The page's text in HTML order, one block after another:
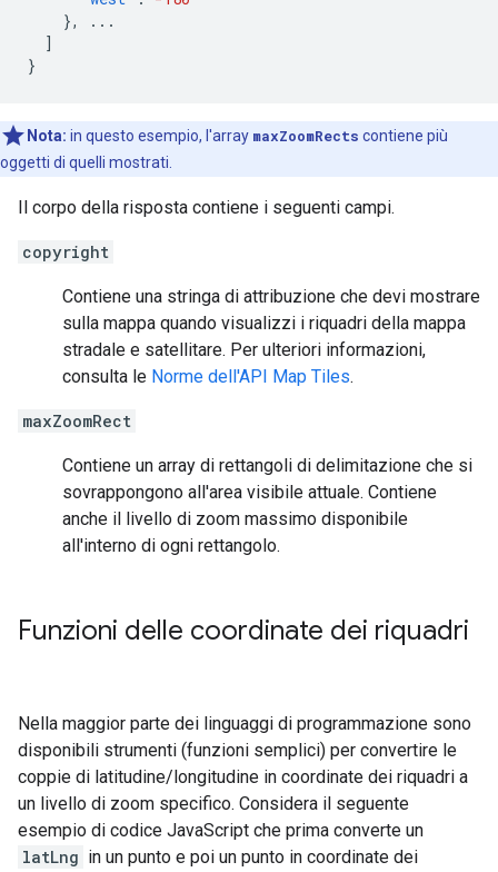
},
...
]
}
Nota: in questo esempio, l'array maxZoomRects contiene più
oggetti di quelli mostrati.
Il corpo della risposta contiene i seguenti campi.
copyright
Contiene una stringa di attribuzione che devi mostrare
sulla mappa quando visualizzi i riquadri della mappa
stradale e satellitare. Per ulteriori informazioni,
consulta le Norme dell'API Map Tiles.
maxZoomRect
Contiene un array di rettangoli di delimitazione che si
sovrappongono all'area visibile attuale. Contiene
anche il livello di zoom massimo disponibile
all'interno di ogni rettangolo.
Funzioni delle coordinate dei riquadri
Nella maggior parte dei linguaggi di programmazione sono
disponibili strumenti (funzioni semplici) per convertire le
coppie di latitudine/longitudine in coordinate dei riquadri a
un livello di zoom specifico. Considera il seguente
esempio di codice JavaScript che prima converte un
latLng in un punto e poi un punto in coordinate dei